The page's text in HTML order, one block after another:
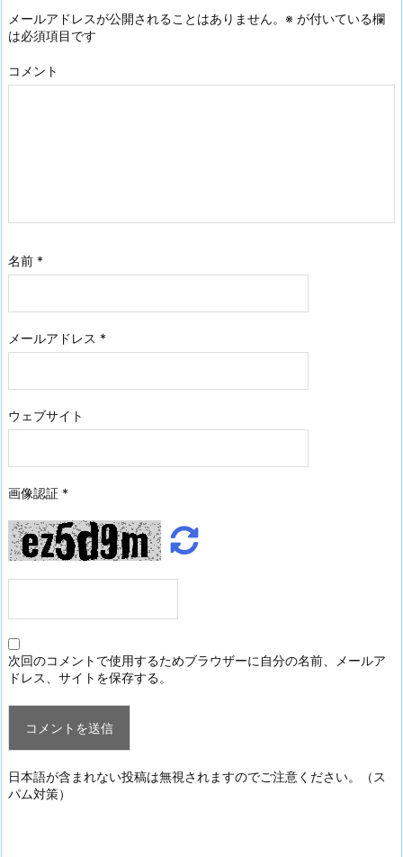
メールアドレスが公開されることはありません。 ※ が付いている欄
は必須項目です
コメント
名前 *
メールアドレス *
ウェブサイト
画像認証 *
次回のコメントで使用するためブラウザーに自分の名前、メールア
ドレス、サイトを保存する。
日本語が含まれない投稿は無視されますのでご注意ください。（ス
パム対策）